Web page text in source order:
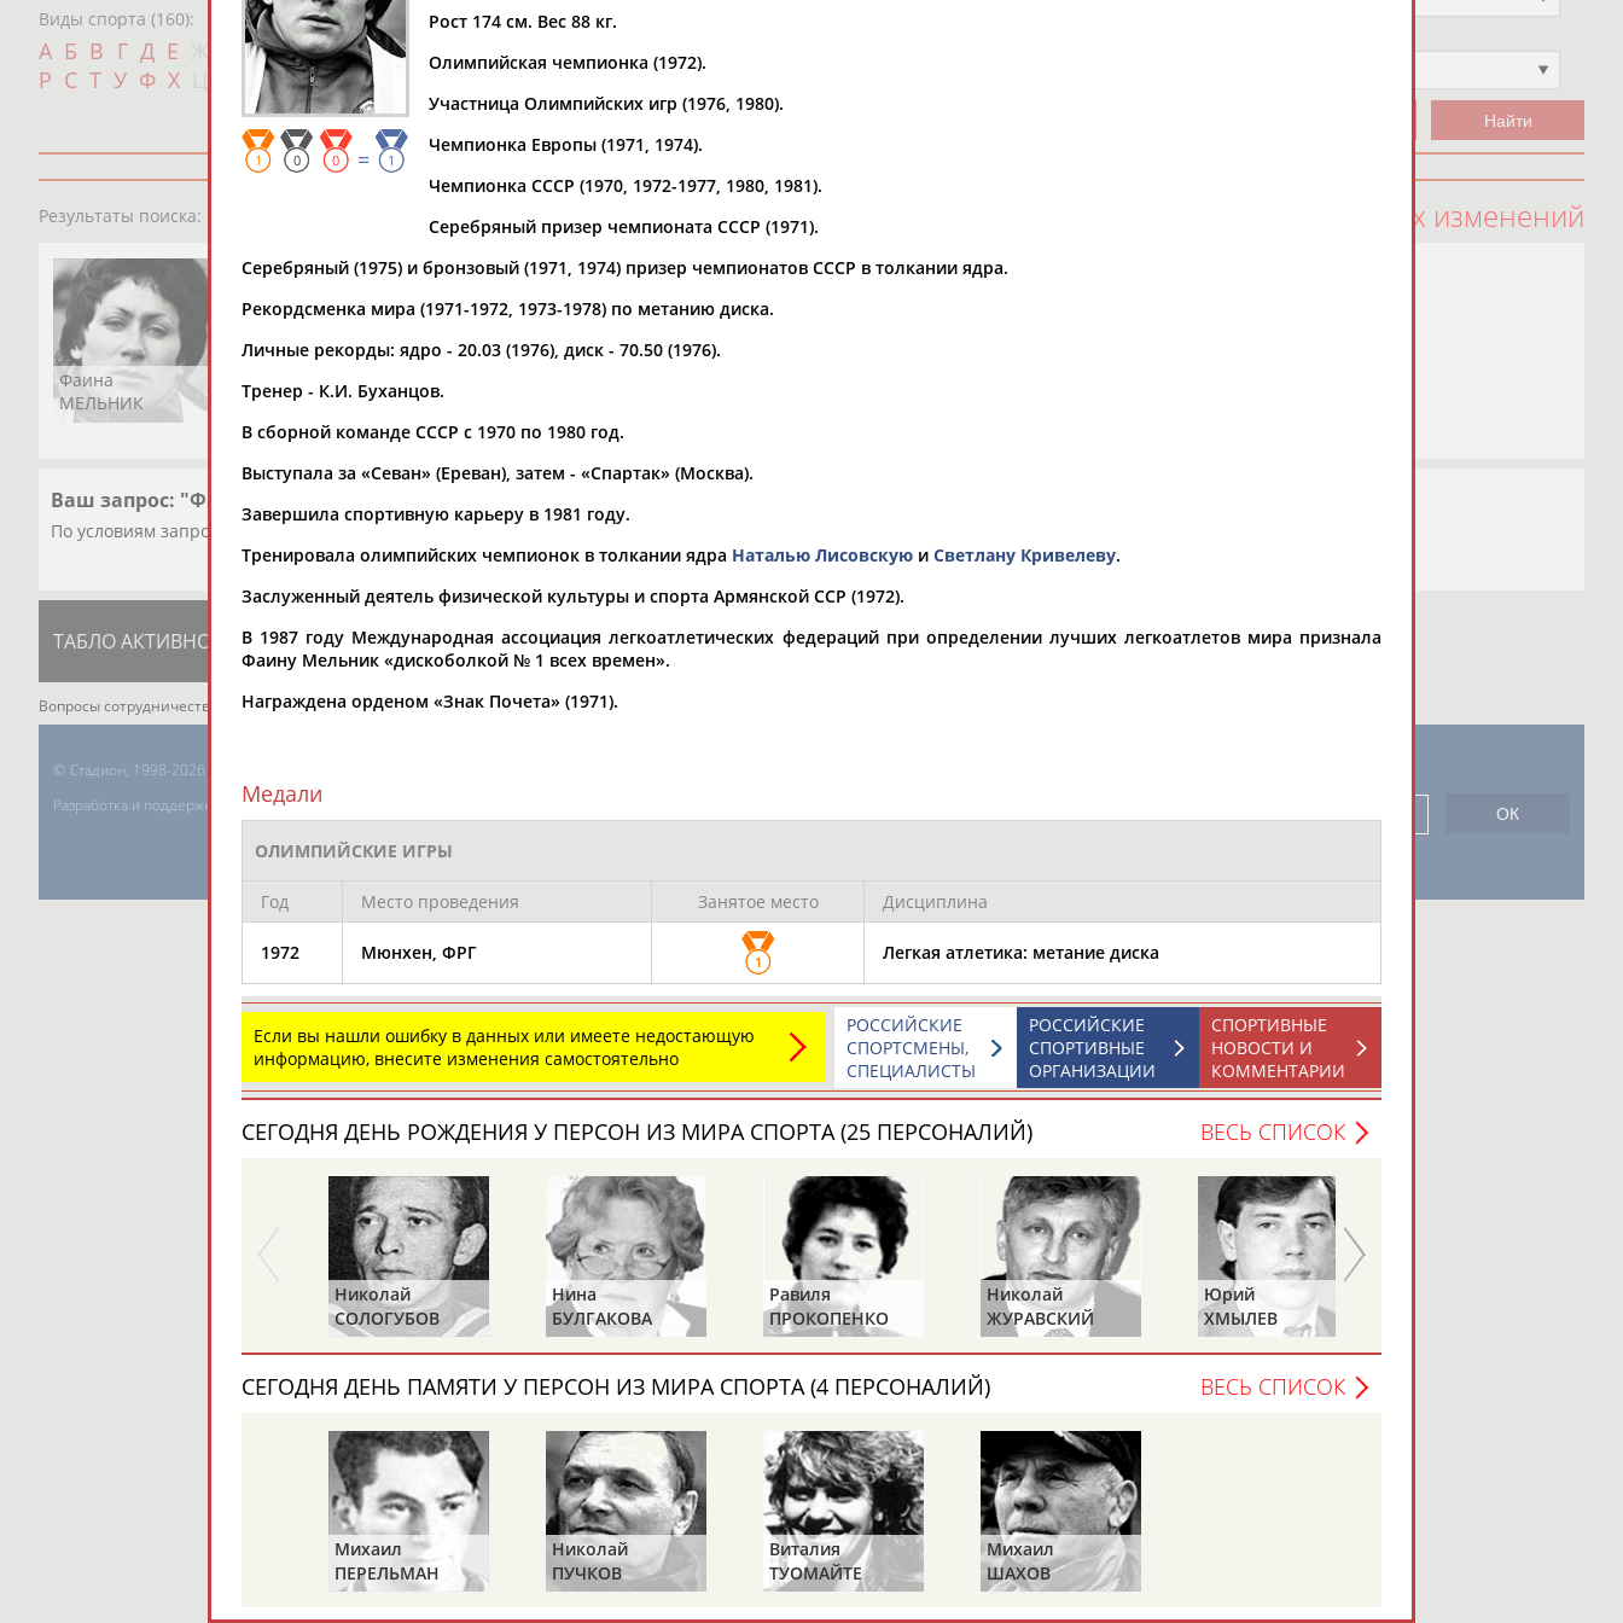
Виды спорта (160):
А Б В Г Д Е И К Л М Н О
П
Р С Т У Ф Х Ш Щ Э Ю
с
чч мм год
Результаты поиска: 100 последних изменений
Фаина
МЕЛЬНИК
Ваш запрос: "Фаина МЕЛЬНИК (ВЕЛЕВА)"
По условиям запроса публикаций нет
ТАБЛО АКТИВНОСТИ ЦЕЛИ ПРОЕКТА КОНТАКТЫ НАШИ КНОПКИ РЕКЛАМА
Вопросы сотрудничества и совместной деятельности inform@infosport.ru
© Стадион, 1998-2026
Разработка и поддержка ООО НАИТ «Стадион»
1 0 0 = 1
Рост 174 см. Вес 88 кг.
Олимпийская чемпионка (1972).
Участница Олимпийских игр (1976, 1980).
Чемпионка Европы (1971, 1974).
Чемпионка СССР (1970, 1972-1977, 1980, 1981).
Серебряный призер чемпионата СССР (1971).
Серебряный (1975) и бронзовый (1971, 1974) призер чемпионатов СССР в толкании ядра.
Рекордсменка мира (1971-1972, 1973-1978) по метанию диска.
Личные рекорды: ядро - 20.03 (1976), диск - 70.50 (1976).
Тренер - К.И. Буханцов.
В сборной команде СССР с 1970 по 1980 год.
Выступала за «Севан» (Ереван), затем - «Спартак» (Москва).
Завершила спортивную карьеру в 1981 году.
Тренировала олимпийских чемпионок в толкании ядра Наталью Лисовскую и Светлану Кривелеву.
Заслуженный деятель физической культуры и спорта Армянской ССР (1972).
В 1987 году Международная ассоциация легкоатлетических федераций при определении лучших легкоатлетов мира признала
Фаину Мельник «дискоболкой № 1 всех времен».
Награждена орденом «Знак Почета» (1971).
Медали
ОЛИМПИЙСКИЕ ИГРЫ
Год Место проведения Занятое место Дисциплина
1972 Мюнхен, ФРГ 1 Легкая атлетика: метание диска
Если вы нашли ошибку в данных или имеете недостающую
информацию, внесите изменения самостоятельно
СПОРТИВНЫЕ
НОВОСТИ И
КОММЕНТАРИИ
РОССИЙСКИЕ
СПОРТИВНЫЕ
ОРГАНИЗАЦИИ
РОССИЙСКИЕ
СПОРТСМЕНЫ,
СПЕЦИАЛИСТЫ
СЕГОДНЯ ДЕНЬ РОЖДЕНИЯ У ПЕРСОН ИЗ МИРА СПОРТА (25 ПЕРСОНАЛИЙ) ВЕСЬ СПИСОК
Николай
СОЛОГУБОВ
Нина
БУЛГАКОВА
Равиля
ПРОКОПЕНКО
(САЛИМОВА)
Николай
ЖУРАВСКИЙ
Юрий
ХМЫЛЕВ
СЕГОДНЯ ДЕНЬ ПАМЯТИ У ПЕРСОН ИЗ МИРА СПОРТА (4 ПЕРСОНАЛИЙ) ВЕСЬ СПИСОК
Михаил
ПЕРЕЛЬМАН
(ПЕРЛЬМАН)
Николай
ПУЧКОВ
Виталия
ТУОМАЙТЕ
Михаил
ШАХОВ